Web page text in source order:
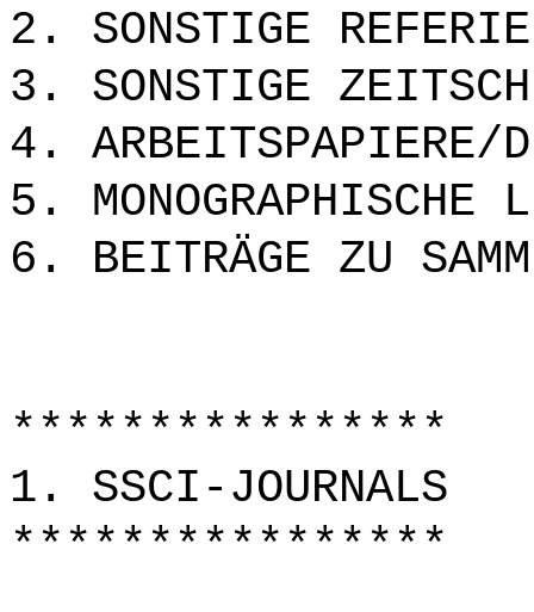
2. SONSTIGE
3. SONSTIGE
4. ARBEITSPAPIERE/
5. MONOGRAPHISCHE
6. BEITRÄGE ZU
****************
1. SSCI-JOURNALS
****************